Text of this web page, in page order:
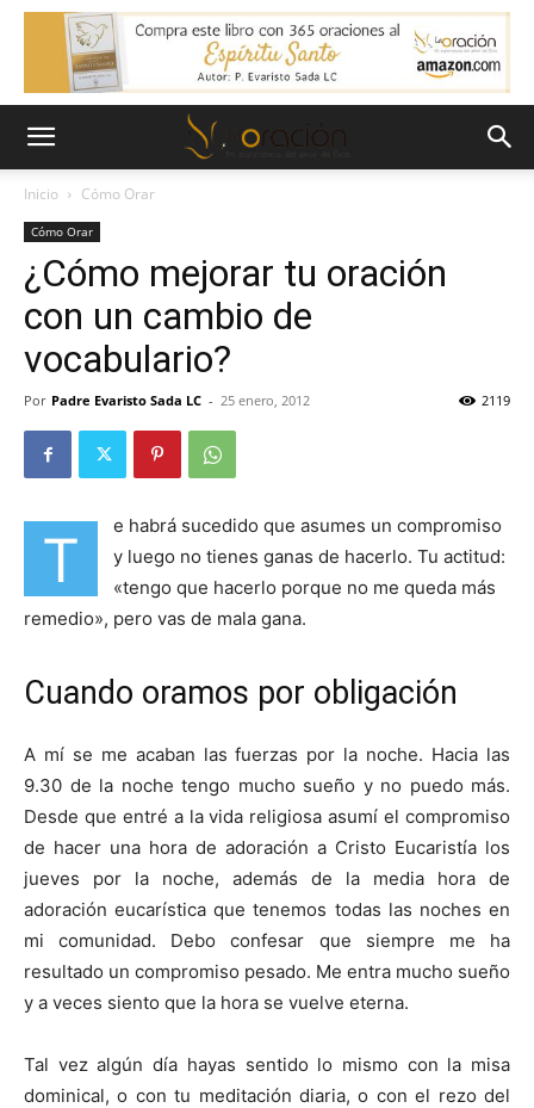
Inicio Cómo Orar
Cómo Orar
¿Cómo mejorar tu oración
con un cambio de
vocabulario?
Por Padre Evaristo Sada LC - 25 enero, 2012 2119
T
e habrá sucedido que asumes un compromiso
y luego no tienes ganas de hacerlo. Tu actitud:
«tengo que hacerlo porque no me queda más
remedio», pero vas de mala gana.
Cuando oramos por obligación
A mí se me acaban las fuerzas por la noche. Hacia las
9.30 de la noche tengo mucho sueño y no puedo más.
Desde que entré a la vida religiosa asumí el compromiso
de hacer una hora de adoración a Cristo Eucaristía los
jueves por la noche, además de la media hora de
adoración eucarística que tenemos todas las noches en
mi comunidad. Debo confesar que siempre me ha
resultado un compromiso pesado. Me entra mucho sueño
y a veces siento que la hora se vuelve eterna.
Tal vez algún día hayas sentido lo mismo con la misa
dominical, o con tu meditación diaria, o con el rezo del